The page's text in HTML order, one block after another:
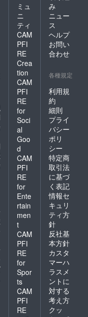
ミュ
ニ
ティ
CAM
PFI
RE
Crea
tion
CAM
PFI
RE
for
Soci
al
Goo
d
CAM
PFI
RE
for
Ente
rtain
men
t
CAM
PFI
RE
for
Spor
ts
CAM
PFI
RE
み
ニュー
ス
ヘルプ
お問い
合わせ
各種規定
利用規
約
細則
プライ
バシー
ポリ
シー
特定商
取引法
に基づ
く表記
情報セ
キュリ
ティ方
針
反社基
本方針
カスタ
マーハ
ラスメ
ントに
対する
考え方
クッ